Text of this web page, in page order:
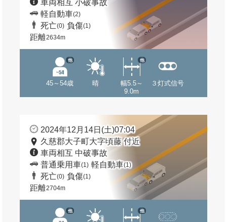
車両相互 小破事故
軽自動車(2)
死亡(0) 負傷(1)
距離2634m
45～54歳
他
晴
幅5.5～
9.0m
他
３灯式信号
2024年12月14日(土)07:04
久慈郡大子町大字頃藤 付近
車両相互 中破事故
普通乗用車(1) 軽自動車(1)
死亡(0) 負傷(1)
距離2704m
他 他